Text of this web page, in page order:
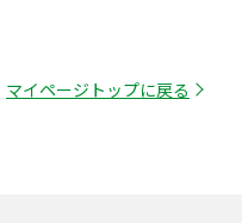
マイページトップに戻る